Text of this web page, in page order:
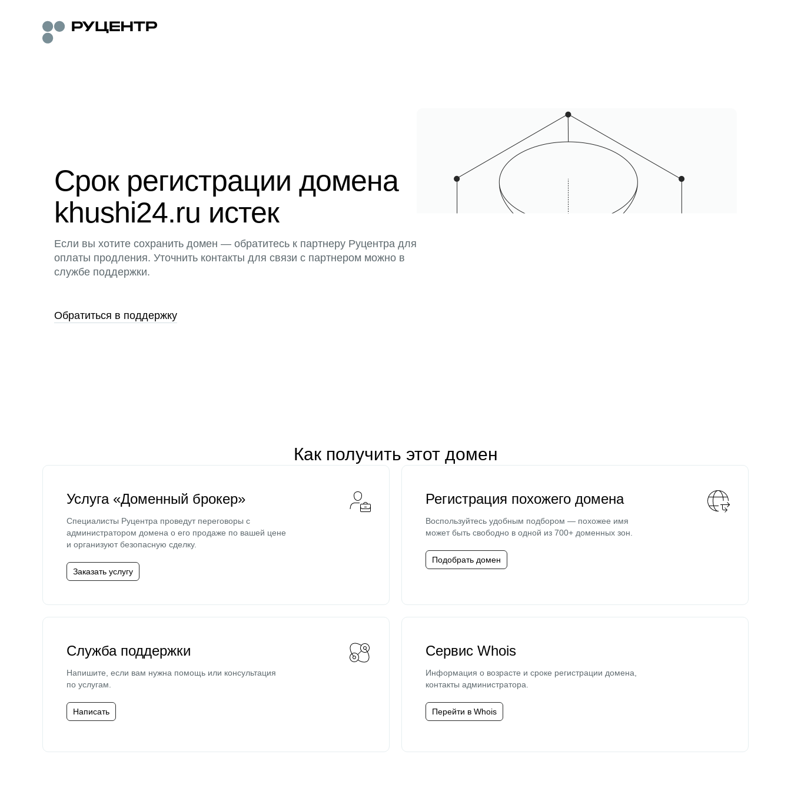
Срок регистрации домена
khushi24.ru истек
Если вы хотите сохранить домен — обратитесь к партнеру Руцентра для
оплаты продления. Уточнить контакты для связи с партнером можно в
службе поддержки.
Обратиться в поддержку
Как получить этот домен
Услуга «Доменный брокер»
Специалисты Руцентра проведут переговоры с
администратором домена о его продаже по вашей цене
и организуют безопасную сделку.
Заказать услугу
Регистрация похожего домена
Воспользуйтесь удобным подбором — похожее имя
может быть свободно в одной из 700+ доменных зон.
Подобрать домен
Служба поддержки
Напишите, если вам нужна помощь или консультация
по услугам.
Написать
Сервис Whois
Информация о возрасте и сроке регистрации домена,
контакты администратора.
Перейти в Whois